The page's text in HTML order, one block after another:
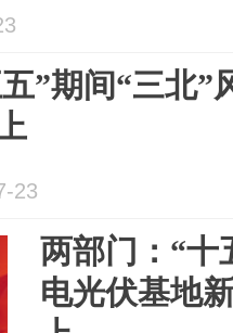
”期间“三北”
23
两部门：“十
电光伏基地